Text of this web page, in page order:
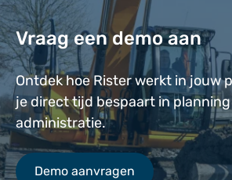
Vraag een demo aan
Ontdek hoe Rister werkt in jouw
je direct tijd bespaart in
administratie.
Demo aanvragen